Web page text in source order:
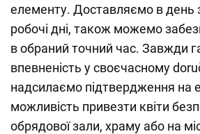
елементу. Доставляємо в день
робочі дні, також можемо
в обраний точний час. Завжди
впевненість у своєчасному
надсилаємо підтвердження на
можливість привезти квіти
обрядової зали, храму або на